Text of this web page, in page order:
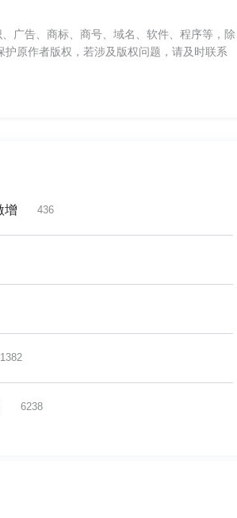
广告、商标、商号、域名、软件、程序等，除
原作者版权，若涉及版权问题，请及时联系
增 436
1382
6238